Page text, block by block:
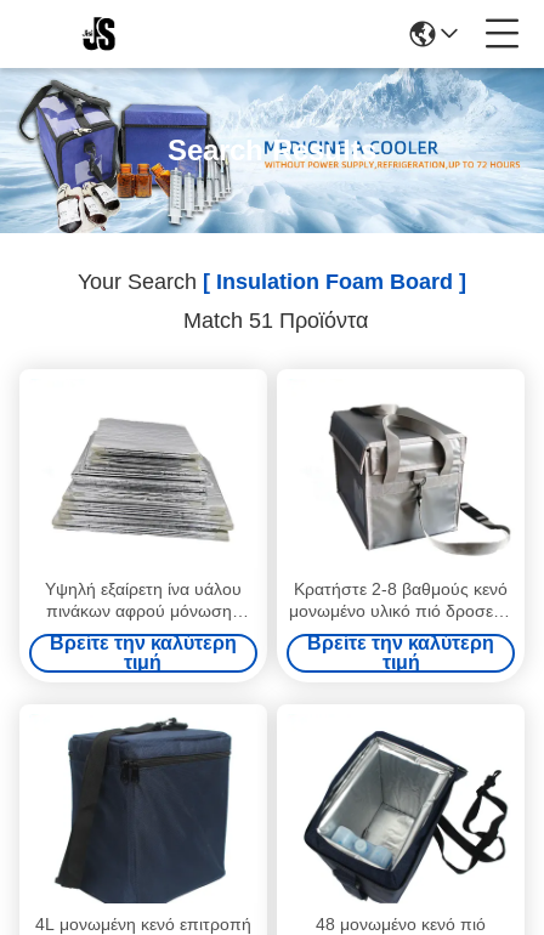
Search Results
Your Search [ Insulation Foam Board ]
Match 51 Προϊόντα
Υψηλή εξαίρετη ίνα υάλου
πινάκων αφρού μόνωσης
εκτέλεσης/PU Eco φιλικό
Βρείτε την καλύτερη
τιμή
Κρατήστε 2-8 βαθμούς κενό
μονωμένο υλικό πιό δροσερό
κιβώτιο 72 ωρών για την
ιατρική μεταφορά
Βρείτε την καλύτερη
τιμή
4L μονωμένη κενό επιτροπή
48 μονωμένο κενό πιό